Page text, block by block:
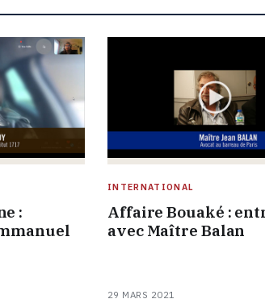
:
INTERNATIONAL
Affaire Bouaké :
avec Maître Balan
29 MARS 2021